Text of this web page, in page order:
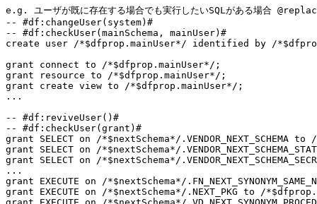
e.g. ユーザが既に存在する場合でも実行したいSQLがある場合
-- #df:changeUser(system)#
-- #df:checkUser(mainSchema, mainUser)#
create user /*$dfprop.mainUser*/ identified by /
grant connect to
grant resource to
grant create view to
...
-- #df:reviveUser()#
-- #df:checkUser(grant)#
grant SELECT on /*$nextSchema*/.VENDOR_NEXT_SCHEMA to
grant SELECT on /*$nextSchema*/
grant SELECT on /*$nextSchema*/
...
grant EXECUTE on /*$nextSchema*/
grant EXECUTE on /*$nextSchema*/.NEXT_PKG to